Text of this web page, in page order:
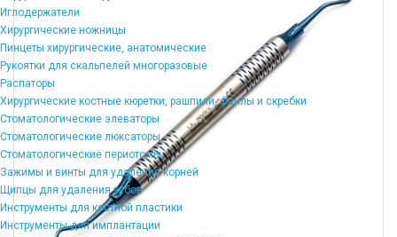
Иглодержатели
Хирургические ножницы
Пинцеты хирургические, анатомические
Рукоятки для скальпелей многоразовые
Распаторы
Хирургические костные кюретки, рашпили, файлы и скребки
Стоматологические элеваторы
Стоматологические люксаторы
Стоматологические периотомы
Зажимы и винты для удаления корней
Щипцы для удаления зубов
Инструменты для костной пластики
Инструменты для имплантации